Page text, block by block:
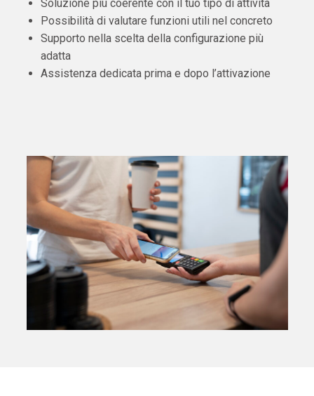
Soluzione più coerente con il tuo tipo di attività
Possibilità di valutare funzioni utili nel concreto
Supporto nella scelta della configurazione più
adatta
Assistenza dedicata prima e dopo l’attivazione